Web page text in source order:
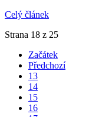
Celý článek
Strana 18 z 25
Začátek
Předchozí
13
14
15
16